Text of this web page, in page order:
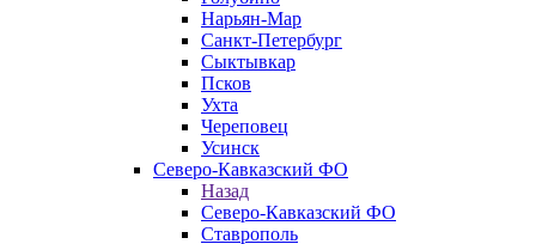
Нарьян-Мар
Санкт-Петербург
Сыктывкар
Псков
Ухта
Череповец
Усинск
Северо-Кавказский ФО
Назад
Северо-Кавказский ФО
Ставрополь